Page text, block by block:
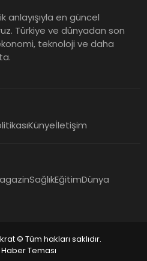
anlayışıyla en güncel
Türkiye ve dünyadan son
teknoloji ve daha
Künyeİletişim
SağlıkEğitimDünya
© Tüm hakları saklıdır.
Teması